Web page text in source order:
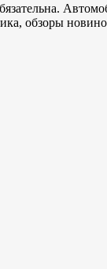
обзоры